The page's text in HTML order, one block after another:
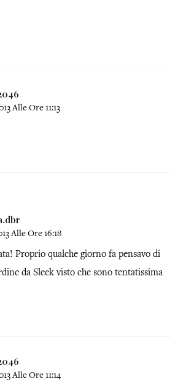
Alle Ore 11:13
Alle Ore 16:18
Proprio qualche giorno fa pensavo di
da Sleek visto che sono tentatissima
Alle Ore 11:14